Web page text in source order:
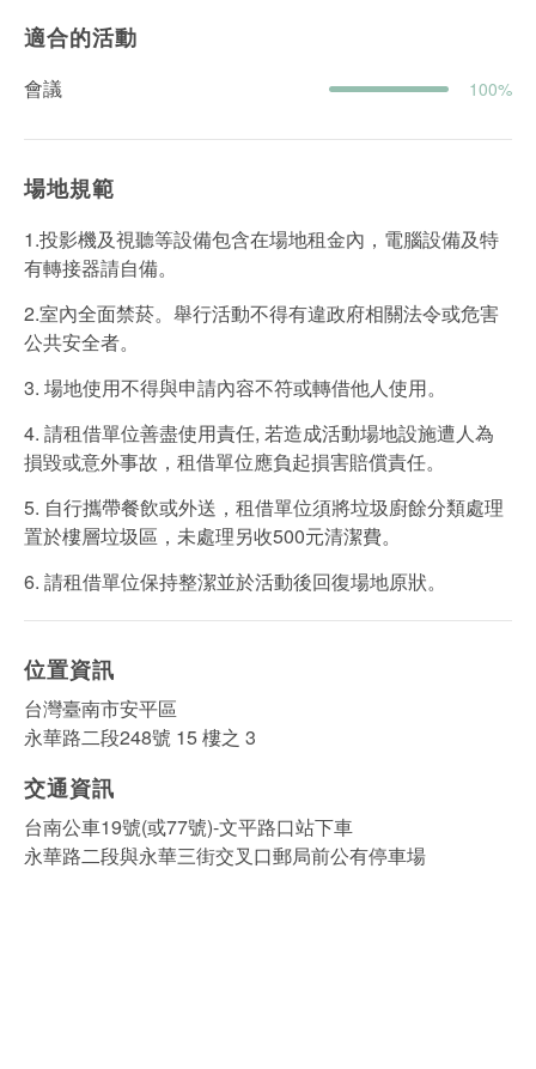
適合的活動
會議 100%
場地規範
1.投影機及視聽等設備包含在場地租金內，電腦設備及特
有轉接器請自備。
2.室內全面禁菸。舉行活動不得有違政府相關法令或危害
公共安全者。
3. 場地使用不得與申請內容不符或轉借他人使用。
4. 請租借單位善盡使用責任, 若造成活動場地設施遭人為
損毀或意外事故，租借單位應負起損害賠償責任。
5. 自行攜帶餐飲或外送，租借單位須將垃圾廚餘分類處理
置於樓層垃圾區，未處理另收500元清潔費。
6. 請租借單位保持整潔並於活動後回復場地原狀。
位置資訊
台灣臺南市安平區
永華路二段248號 15 樓之 3
交通資訊
台南公車19號(或77號)-文平路口站下車
永華路二段與永華三街交叉口郵局前公有停車場